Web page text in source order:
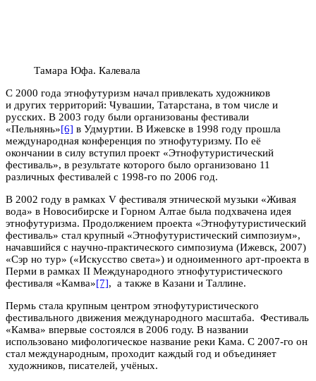
Тамара Юфа. Калевала
С 2000 года этнофутуризм начал привлекать художников
и других территорий: Чувашии, Татарстана, в том числе и
русских. В 2003 году были организованы фестивали
«Пельнянь»[6] в Удмуртии. В Ижевске в 1998 году прошла
международная конференция по этнофутуризму. По её
окончании в силу вступил проект «Этнофутуристический
фестиваль», в результате которого было организовано 11
различных фестивалей с 1998-го по 2006 год.
В 2002 году в рамках V фестиваля этнической музыки «Живая
вода» в Новосибирске и Горном Алтае была подхвачена идея
этнофутуризма. Продолжением проекта «Этнофутуристический
фестиваль» стал крупный «Этнофутуристический симпозиум»,
начавшийся с научно-практического симпозиума (Ижевск, 2007)
«Сэр но тур» («Искусство света») и одноименного арт-проекта в
Перми в рамках II Международного этнофутуристического
фестиваля «Камва»[7], а также в Казани и Таллине.
Пермь стала крупным центром этнофутуристического
фестивального движения международного масштаба. Фестиваль
«Камва» впервые состоялся в 2006 году. В названии
использовано мифологическое название реки Кама. С 2007-го он
стал международным, проходит каждый год и объединяет
художников, писателей, учёных.